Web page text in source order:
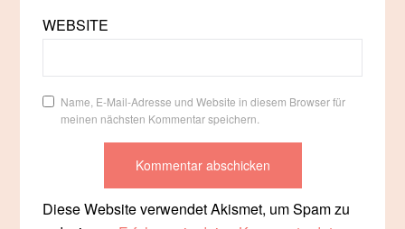
WEBSITE
Name, E-Mail-Adresse und Website in diesem Browser für
meinen nächsten Kommentar speichern.
Diese Website verwendet Akismet, um Spam zu